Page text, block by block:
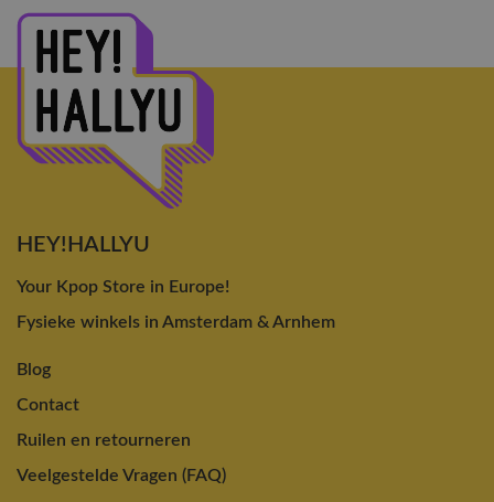
HEY!HALLYU
Your Kpop Store in Europe!
Fysieke winkels in Amsterdam & Arnhem
Blog
Contact
Ruilen en retourneren
Veelgestelde Vragen (FAQ)